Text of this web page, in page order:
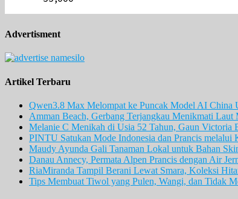
Advertisment
Artikel Terbaru
Qwen3.8 Max Melompat ke Puncak Model AI China
Amman Beach, Gerbang Terjangkau Menikmati Laut
Melanie C Menikah di Usia 52 Tahun, Gaun Victoria
PINTU Satukan Mode Indonesia dan Prancis melalui
Maudy Ayunda Gali Tanaman Lokal untuk Bahan
Danau Annecy, Permata Alpen Prancis dengan Air
RiaMiranda Tampil Berani Lewat Smara, Koleksi
Tips Membuat Tiwol yang Pulen, Wangi, dan Tidak